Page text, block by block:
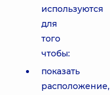
используются
для
того
чтобы:
показать
расположение,